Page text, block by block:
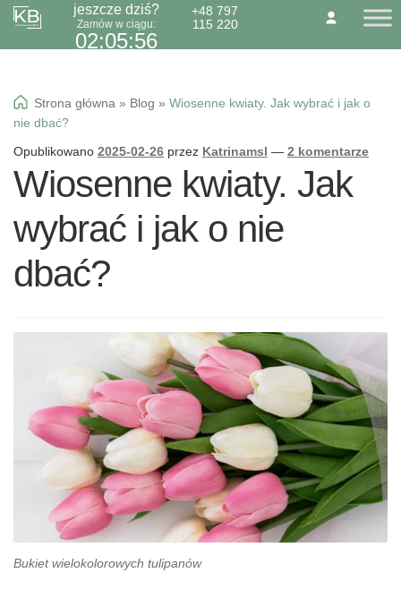
O NAS KONTAKTBLOG
Przejdź
do
Przejdź
do
jeszcze dziś?
Zamów w ciągu:
02:05:55
+48 797
115 220
Dzień Babci 21.01
Kwiaty
Wiązanki pogrzebowe
Strona główna » Blog » Wiosenne kwiaty. Jak wybrać i jak o
nie dbać?
Opublikowano 2025-02-26 przez Katrinamsl — 2 komentarze
Wiosenne kwiaty. Jak
wybrać i jak o nie
dbać?
Bukiet wielokolorowych tulipanów